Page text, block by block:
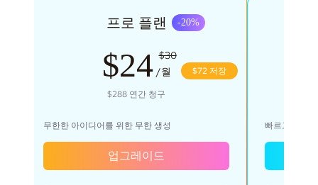
프로 플랜 -20%
$24 $30
/월
$72 저장
$288 연간 청구
무한한 아이디어를 위한 무한 생성
업그레이드
빠르고, 비즈